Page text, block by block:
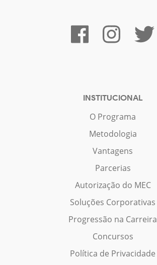
INSTITUCIONAL
O Programa
Metodologia
Vantagens
Parcerias
Autorização do MEC
Soluções Corporativas
Progressão na Carreira
Concursos
Política de Privacidade